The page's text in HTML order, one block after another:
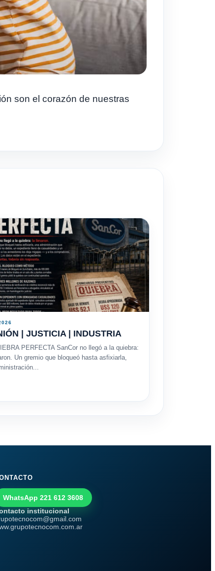
son el corazón de nuestras
| JUSTICIA | INDUSTRIA
PERFECTA SanCor no llegó a la quiebra:
Un gremio que bloqueó hasta asfixiarla,
WhatsApp 221 612 3608
institucional